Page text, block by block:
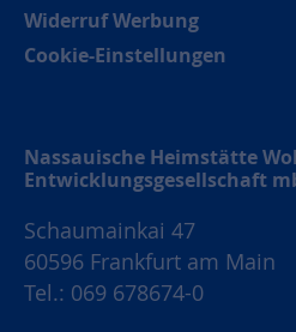
Widerruf Werbung
Cookie-Einstellungen
Nassauische Heimstätte
Entwicklungsgesellschaft
Schaumainkai 47
60596 Frankfurt am Main
Tel.: 069 678674-0